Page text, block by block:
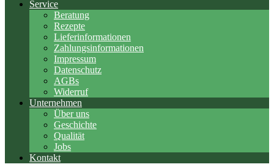
Service
Beratung
Rezepte
Lieferinformationen
Zahlungsinformationen
Impressum
Datenschutz
AGBs
Widerruf
Unternehmen
Über uns
Geschichte
Qualität
Jobs
Kontakt